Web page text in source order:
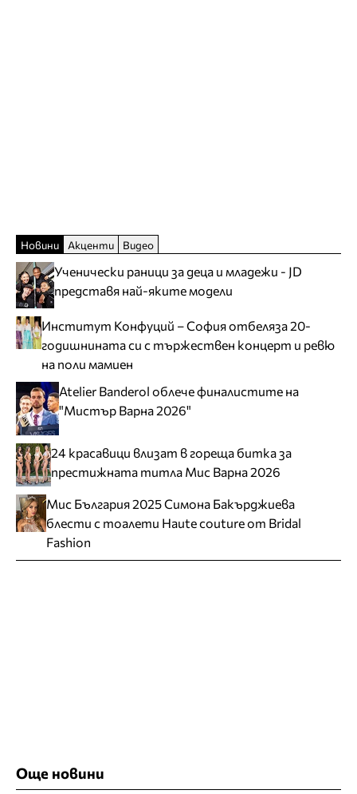
Новини Акценти Видео
Ученически раници за деца и младежи - JD
представя най-яките модели
Институт Конфуций – София отбеляза 20-
годишнината си с тържествен концерт и ревю
на поли мамиен
Atelier Banderol облече финалистите на
"Мистър Варна 2026"
24 красавици влизат в гореща битка за
престижната титла Мис Варна 2026
Мис България 2025 Симона Бакърджиева
блести с тоалети Haute couture от Bridal
Fashion
Още новини